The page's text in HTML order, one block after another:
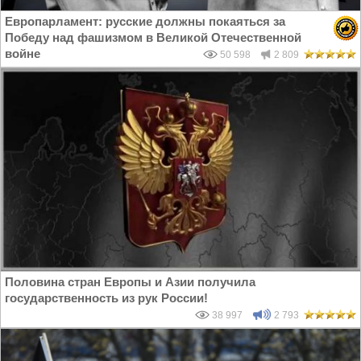
Европарламент: русские должны покаяться за
Победу над фашизмом в Великой Отечественной
войне
50 598 2 809
Половина стран Европы и Азии получила
государственность из рук России!
38 997 2 793